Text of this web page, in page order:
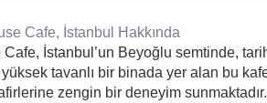
Cafe, İstanbul Hakkında
İstanbul’un Beyoğlu semtinde,
yüksek tavanlı bir binada yer alan bu
zengin bir deneyim